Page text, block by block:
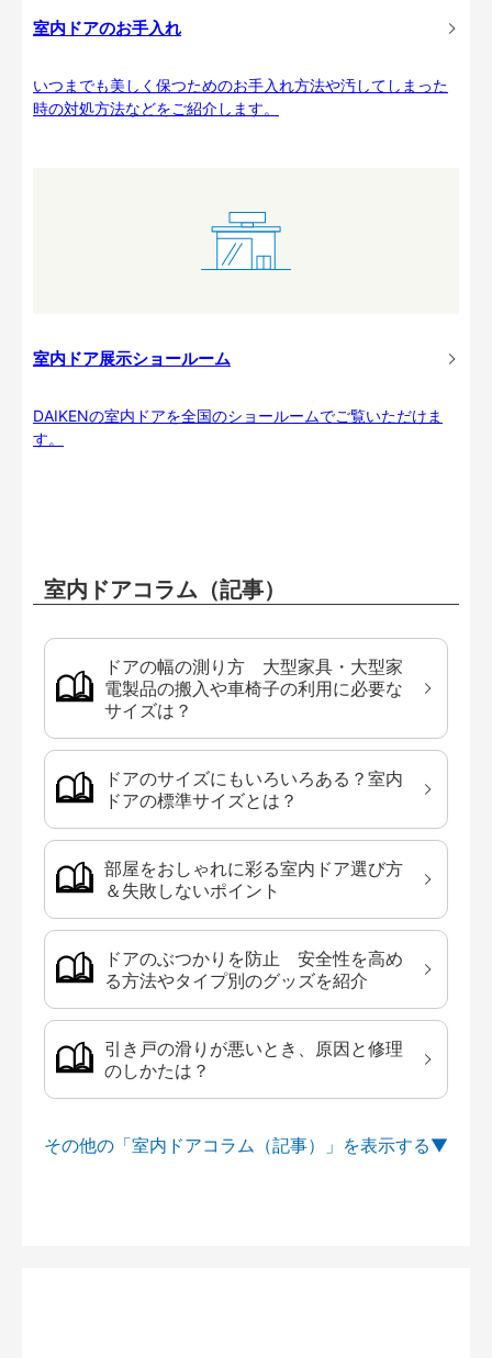
室内ドアのお手入れ
いつまでも美しく保つためのお手入れ方法や汚してしまった
時の対処方法などをご紹介します。
室内ドア展示ショールーム
DAIKENの室内ドアを全国のショールームでご覧いただけま
す。
室内ドアコラム（記事）
ドアの幅の測り方 大型家具・大型家
電製品の搬入や車椅子の利用に必要な
サイズは？
ドアのサイズにもいろいろある？室内
ドアの標準サイズとは？
部屋をおしゃれに彩る室内ドア選び方
＆失敗しないポイント
ドアのぶつかりを防止 安全性を高め
る方法やタイプ別のグッズを紹介
引き戸の滑りが悪いとき、原因と修理
のしかたは？
その他の「室内ドアコラム（記事）」を